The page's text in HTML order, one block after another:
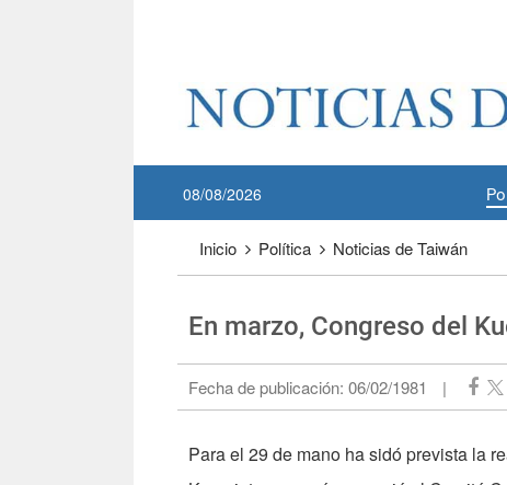
08/08/2026
Inicio Política Noticias de Taiwán
En marzo, Congreso del
Fecha de publicación: 06/02/1981 |
Para el 29 de mano ha sidó prevista la